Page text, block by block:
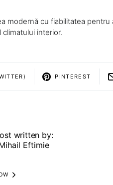
modernă cu fiabilitatea pentru
interior.
PINTEREST
written by:
Eftimie